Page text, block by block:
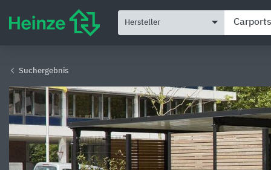
Hersteller
Suchergebnis